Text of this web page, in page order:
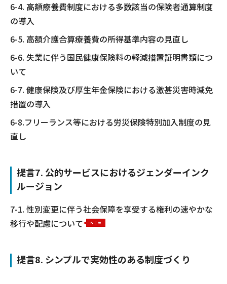
6-4. 高額療養費制度における多数該当の保険者通算制度
の導入
6-5. 高額介護合算療養費の所得基準内容の見直し
6-6. 失業に伴う国民健康保険料の軽減措置証明書類につ
いて
6-7. 健康保険及び厚生年金保険における激甚災害時減免
措置の導入
6-8.フリーランス等における労災保険特別加入制度の見
直し
提言7. 公的サービスにおけるジェンダーインク
ルージョン
7-1. 性別変更に伴う社会保障を享受する権利の速やかな
移行や配慮について
提言8. シンプルで実効性のある制度づくり